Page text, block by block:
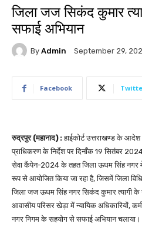
जिला जज सिकंद कुमार
सफाई अभियान
By Admin September 29,
Facebook
रुद्रपुर (महानाद) :हाईकोर्ट उत्तराखण्ड के
प्राधिकरण के निर्देश पर दिनाँक 19 सितंबर
सेवा कैंपेन-2024 के तहत जिला ऊधम सिंह नगर
रूप से आयोजित किया जा रहा है, जिसमें जिला
जिला जज ऊधम सिंह नगर सिकंद कुमार त्यागी
आवासीय परिसर खेड़ा में न्यायिक अधिकारियों,
नगर निगम के सहयोग से सफाई अभियान चलाया।